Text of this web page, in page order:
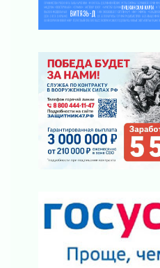
В Ивангороде
воробушка»
Юхла, мука, кантеле и
01 августа 2026
Лето катится с горки
01 августа 2026
В Ленобласти
летию Билибина
01 августа 2026
Болезнь девственниц
01 августа 2026
Безмолвный крик о
01 августа 2026